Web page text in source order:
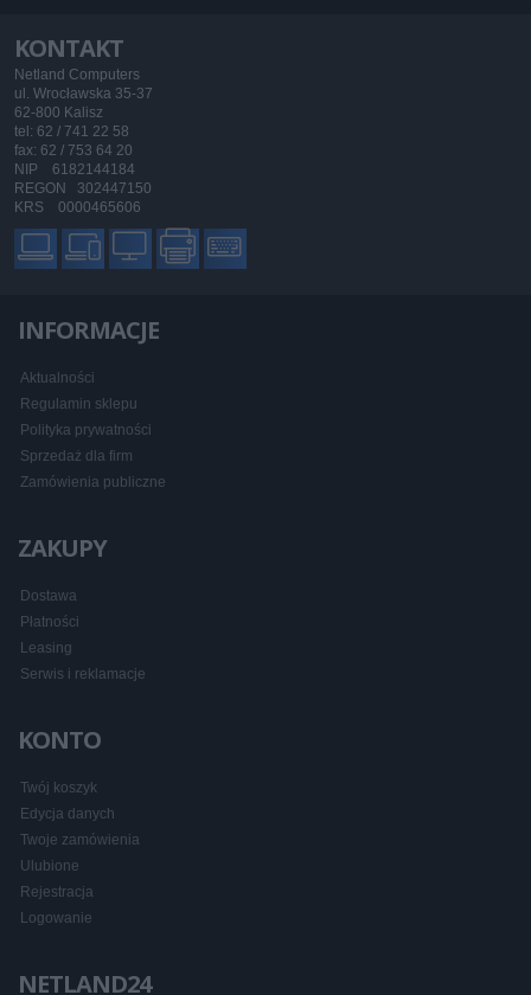
KONTAKT
Netland Computers
ul. Wrocławska 35-37
62-800 Kalisz
tel: 62 / 741 22 58
fax: 62 / 753 64 20
NIP 6182144184
REGON 302447150
KRS 0000465606
INFORMACJE
Aktualności
Regulamin sklepu
Polityka prywatności
Sprzedaż dla firm
Zamówienia publiczne
ZAKUPY
Dostawa
Płatności
Leasing
Serwis i reklamacje
KONTO
Twój koszyk
Edycja danych
Twoje zamówienia
Ulubione
Rejestracja
Logowanie
NETLAND24